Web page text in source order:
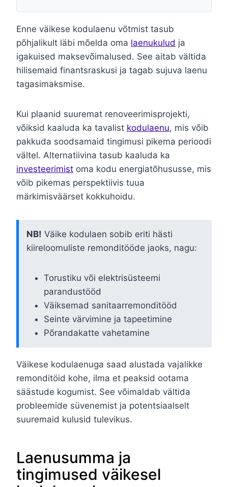
Enne väikese kodulaenu võtmist tasub
põhjalikult läbi mõelda oma laenukulud ja
igakuised maksevõimalused. See aitab vältida
hilisemaid finantsraskusi ja tagab sujuva laenu
tagasimaksmise.
Kui plaanid suuremat renoveerimisprojekti,
võiksid kaaluda ka tavalist kodulaenu, mis võib
pakkuda soodsamaid tingimusi pikema perioodi
vältel. Alternatiivina tasub kaaluda ka
investeerimist oma kodu energiatõhususse, mis
võib pikemas perspektiivis tuua
märkimisväärset kokkuhoidu.
NB! Väike kodulaen sobib eriti hästi
kiireloomuliste remonditööde jaoks, nagu:
Torustiku või elektrisüsteemi
parandustööd
Väiksemad sanitaarremonditööd
Seinte värvimine ja tapeetimine
Põrandakatte vahetamine
Väikese kodulaenuga saad alustada vajalikke
remonditöid kohe, ilma et peaksid ootama
säästude kogumist. See võimaldab vältida
probleemide süvenemist ja potentsiaalselt
suuremaid kulusid tulevikus.
Laenusumma ja
tingimused väikesel